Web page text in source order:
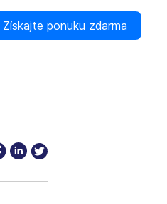
Získajte ponuku zdarma